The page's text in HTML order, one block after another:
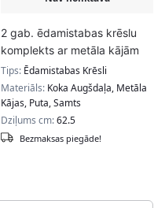
2 gab. ēdamistabas krēslu
komplekts ar metāla kājām
Tips: Ēdamistabas Krēsli
Materiāls: Koka Augšdaļa, Metāla
Kājas, Puta, Samts
Dziļums cm:62.5
Bezmaksas piegāde!